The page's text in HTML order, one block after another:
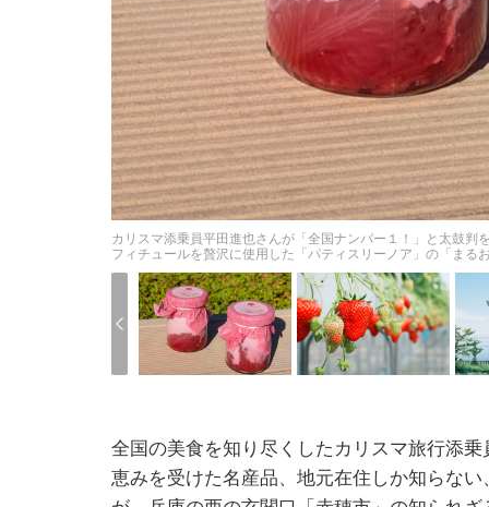
カリスマ添乗員平田進也さんが「全国ナンバー１！」と太鼓
フィチュールを贅沢に使用した「パティスリーノア」の「まる
全国の美食を知り尽くしたカリスマ旅行添
恵みを受けた名産品、地元在住しか知らな